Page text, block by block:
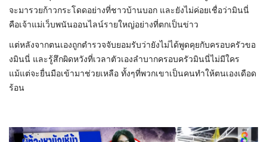
จะมารวยก้าวกระโดดอย่างที่ชาวบ้านบอก และยังไม่ค่อยเชื่อว่ามินนี่
คือเจ้าแม่เว็บพนันออนไลน์รายใหญ่อย่างที่ตกเป็นข่าว
แต่หลังจากตนเองถูกตำรวจจับยอมรับว่ายังไม่ได้พูดคุยกับครอบครัวขอ
งมินนี่ และรู้สึกผิดหวังที่เวลาตัวเองลำบากครอบครัวมินนี่ไม่มีใคร
แม้แต่จะยื่นมือเข้ามาช่วยเหลือ ทั้งๆที่พวกเขาเป็นคนทำให้ตนเองเดือด
ร้อน